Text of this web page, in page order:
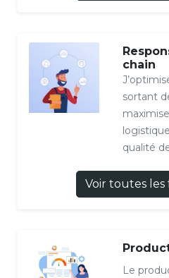
chain
sortant
qualité
Voir toutes les
Le